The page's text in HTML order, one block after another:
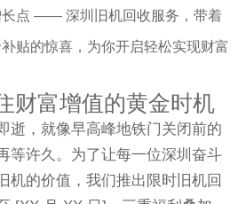
长点 —— 深圳旧机回收服务，带着
贴的惊喜，为你开启轻松实现财富
财富增值的黄金时机
逝，就像早高峰地铁门关闭前的
等许久。为了让每一位深圳奋斗
机的价值，我们推出 限时旧机回